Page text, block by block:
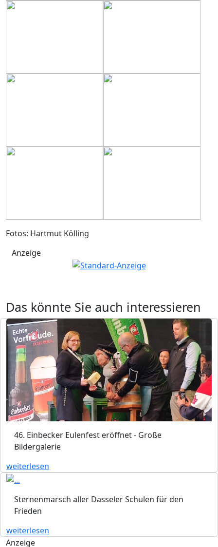
Fotos: Hartmut Kölling
Anzeige
Das könnte Sie auch interessieren
46. Einbecker Eulenfest eröffnet - Große
Bildergalerie
weiterlesen
Sternenmarsch aller Dasseler Schulen für den
Frieden
weiterlesen
Anzeige